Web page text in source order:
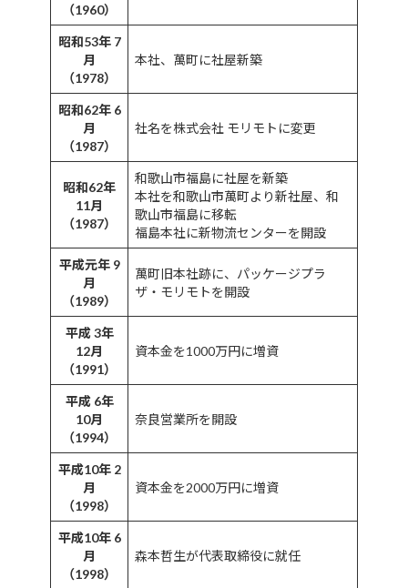
（1960）
昭和53年 7
月
（1978）
本社、萬町に社屋新築
昭和62年 6
月
（1987）
社名を株式会社 モリモトに変更
昭和62年
11月
（1987）
和歌山市福島に社屋を新築
本社を和歌山市萬町より新社屋、和
歌山市福島に移転
福島本社に新物流センターを開設
平成元年 9
月
（1989）
萬町旧本社跡に、パッケージプラ
ザ・モリモトを開設
平成 3年
12月
（1991）
資本金を1000万円に増資
平成 6年
10月
（1994）
奈良営業所を開設
平成10年 2
月
（1998）
資本金を2000万円に増資
平成10年 6
月
（1998）
森本哲生が代表取締役に就任